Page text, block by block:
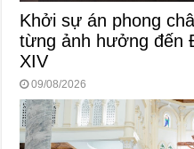
Khởi sự án phong
từng ảnh hưởng đến
XIV
09/08/2026